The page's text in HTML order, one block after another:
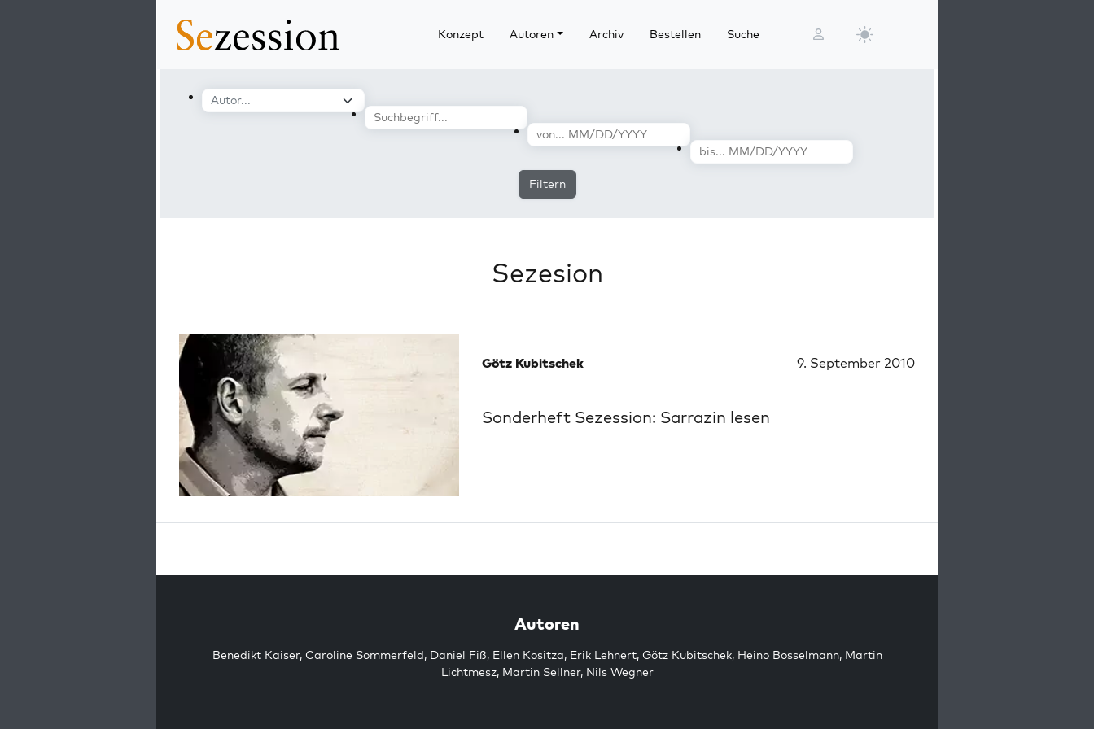
Konzept Autoren Archiv Bestellen Suche
Filtern
Sezesion
Götz Kubitschek 9. September 2010
Sonderheft Sezession: Sarrazin lesen
Autoren
Benedikt Kaiser, Caroline Sommerfeld, Daniel Fiß, Ellen Kositza, Erik Lehnert, Götz Kubitschek, Heino Bosselmann, Martin
Lichtmesz, Martin Sellner, Nils Wegner